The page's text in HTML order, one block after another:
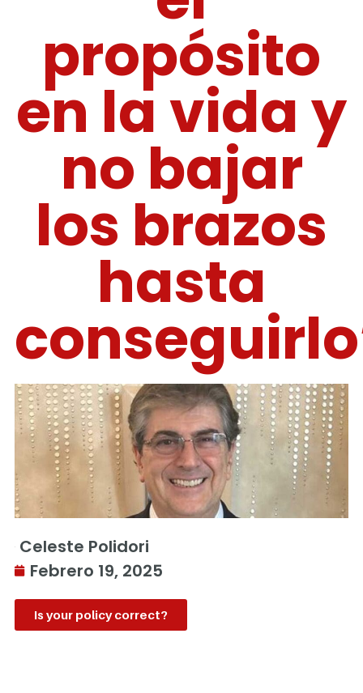
propósito
en la vida y
no bajar
los brazos
hasta
Celeste Polidori
Febrero 19, 2025
Is your policy correct?